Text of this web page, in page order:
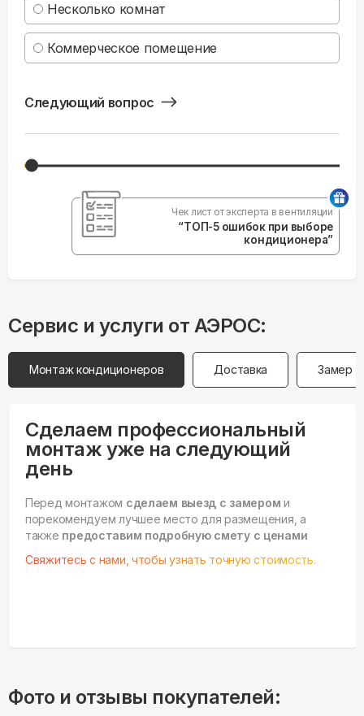
Несколько комнат
Коммерческое помещение
Следующий вопрос
Чек лист от эксперта в вентиляции
“ТОП-5 ошибок при выборе
кондиционера”
Сервис и услуги от АЭРОС:
Монтаж кондиционеров Доставка Замер
Сделаем профессиональный
монтаж уже на следующий
день
Перед монтажом сделаем выезд с замером и
порекомендуем лучшее место для размещения, а
также предоставим подробную смету с ценами
Свяжитесь с нами, чтобы узнать точную стоимость.
Фото и отзывы покупателей: